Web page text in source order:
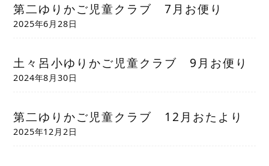
第二ゆりかご児童クラブ 7月お便り
2025年6月28日
土々呂小ゆりかご児童クラブ 9月お便り
2024年8月30日
第二ゆりかご児童クラブ 12月おたより
2025年12月2日